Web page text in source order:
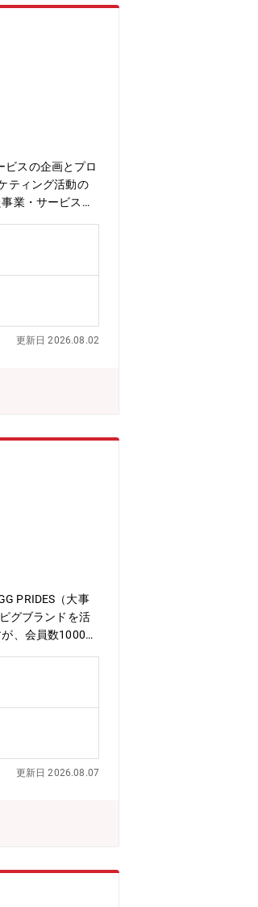
ビスの企画とプロ
ティング活動の
業・サービスの
※入社後の企画提
情報をいち早
を感じてもらえる
でもユニークな
ームとなった
進を担当いただ
m3.comにおけ
更新日 2026.08.02
PRIDES（大事
グブランドを活
、会員数1000万
スタートし、ピ
ンフラサービス
なぎ、暮らしが
バブログ開発運
業）■有料ブロ
体制】1人1人が
プロダクトマネー
活用した機能開
更新日 2026.08.07